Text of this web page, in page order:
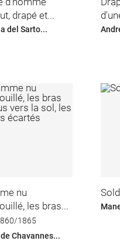
drapé et...
del Sarto...
nu
les bras...
1865
Chavannes...